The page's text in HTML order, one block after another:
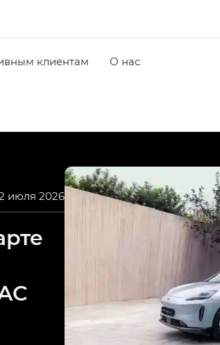
клиентам О нас
июля 2026